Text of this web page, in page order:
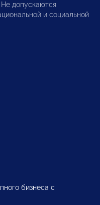
допускаются
и социальной
бизнеса с